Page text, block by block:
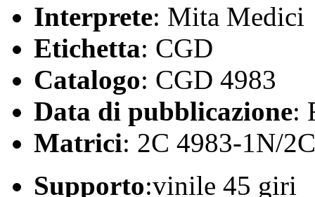
Interprete: Mita Medici
Etichetta: CGD
Catalogo: CGD 4983
Data di pubblicazione:
Matrici: 2C 4983-1N/
Supporto:vinile 45 giri